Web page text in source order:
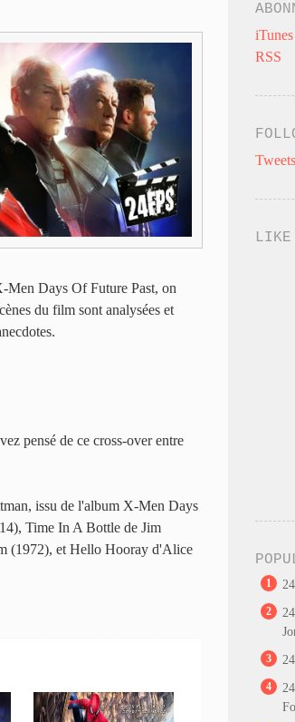
Men Days Of Future Past, on
du film sont analysées et
pensé de ce cross-over entre
issu de l'album X-Men Days
Time In A Bottle de Jim
(1972), et Hello Hooray d'Alice
iTunes
RSS
LIKE
1
2
3
4